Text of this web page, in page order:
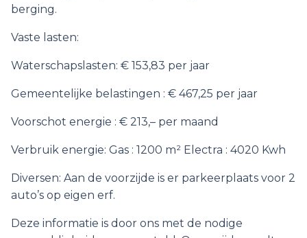
berging.
Vaste lasten:
Waterschapslasten: € 153,83 per jaar
Gemeentelijke belastingen : € 467,25 per jaar
Voorschot energie : € 213,– per maand
Verbruik energie: Gas : 1200 m² Electra : 4020 Kwh
Diversen: Aan de voorzijde is er parkeerplaats voor 2
auto’s op eigen erf.
Deze informatie is door ons met de nodige